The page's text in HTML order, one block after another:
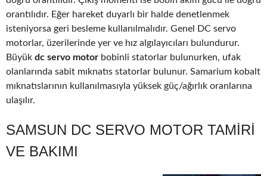
orantılıdır. Eğer hareket duyarlı bir halde denetlenmek
isteniyorsa geri besleme kullanılmalıdır. Genel DC servo
motorlar, üzerilerinde yer ve hız algılayıcıları bulundurur.
Büyük dc servo motor bobinli statorlar bulunurken, ufak
olanlarında sabit mıknatıs statorlar bulunur. Samarium kobalt
mıknatıslarının kullanılmasıyla yüksek güç/ağırlık oranlarına
ulaşılır.
SAMSUN DC SERVO MOTOR TAMIRI
VE BAKIMI